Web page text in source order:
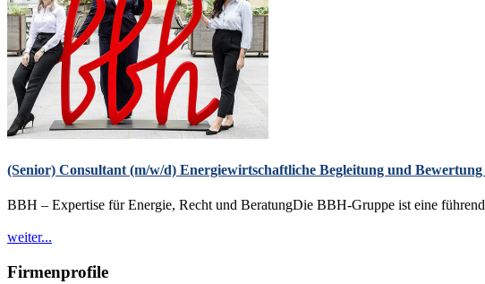
(Senior) Consultant (m/w/d) Energiewirtschaftliche Begleitung und
BBH – Expertise für Energie, Recht und BeratungDie BBH-Gruppe ist eine
weiter...
Firmenprofile